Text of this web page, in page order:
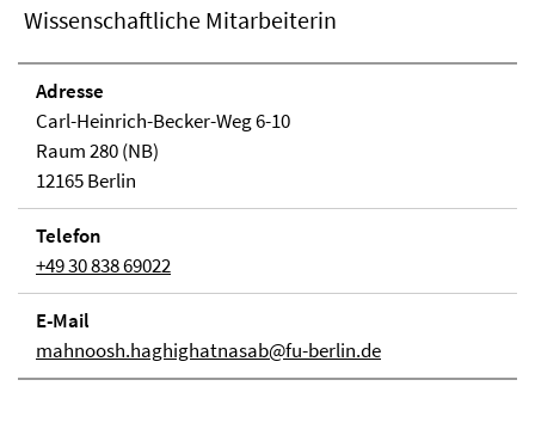
Wissenschaftliche Mitarbeiterin
Adresse
Carl-Heinrich-Becker-Weg 6-10
Raum 280 (NB)
12165 Berlin
Telefon
+49 30 838 69022
E-Mail
mahnoosh.haghighatnasab@fu-berlin.de